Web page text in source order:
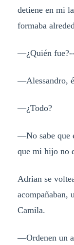
detiene en mi
formaba
—¿Quién
—Alessandro,
—¿Todo?
—No sabe que
que mi hijo no
Adrian se
acompañaban,
Camila.
—Ordenen un